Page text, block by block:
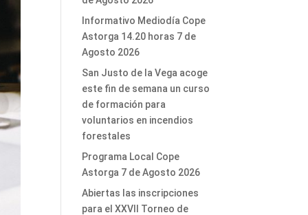
Informativo Mediodía Cope
Astorga 14.20 horas 7 de
Agosto 2026
San Justo de la Vega acoge
este fin de semana un curso
de formación para
voluntarios en incendios
forestales
Programa Local Cope
Astorga 7 de Agosto 2026
Abiertas las inscripciones
para el XXVII Torneo de